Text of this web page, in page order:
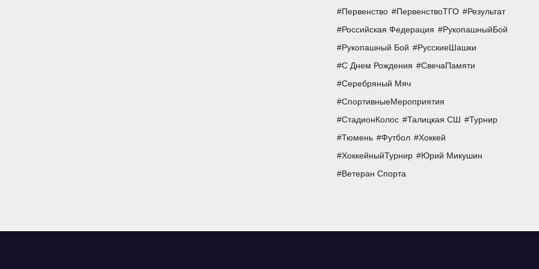
Первенство
ПервенствоТГО
Результат
Российская Федерация
РукопашныйБой
Рукопашный Бой
РусскиеШашки
С Днем Рождения
СвечаПамяти
Серебряный Мяч
СпортивныеМероприятия
СтадионКолос
Талицкая СШ
Турнир
Тюмень
Футбол
Хоккей
ХоккейныйТурнир
Юрий Микушин
Ветеран Спорта